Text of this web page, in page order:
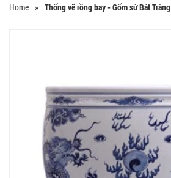
Home » Thống vẽ rồng bay - Gốm sứ Bát Tràng